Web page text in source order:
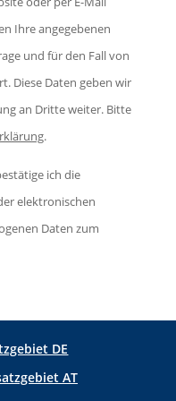
Ihre angegebenen
und für den Fall von
Diese Daten geben wir
an Dritte weiter. Bitte
.
ich die
elektronischen
Daten zum
DE
AT